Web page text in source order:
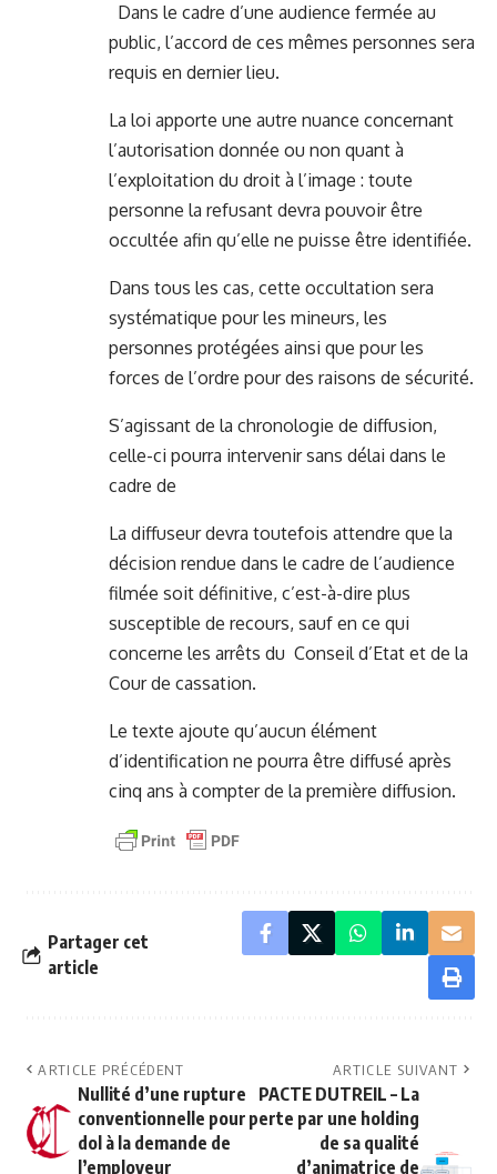
Dans le cadre d’une audience fermée au
public, l’accord de ces mêmes personnes sera
requis en dernier lieu.
La loi apporte une autre nuance concernant
l’autorisation donnée ou non quant à
l’exploitation du droit à l’image : toute
personne la refusant devra pouvoir être
occultée afin qu’elle ne puisse être identifiée.
Dans tous les cas, cette occultation sera
systématique pour les mineurs, les
personnes protégées ainsi que pour les
forces de l’ordre pour des raisons de sécurité.
S’agissant de la chronologie de diffusion,
celle-ci pourra intervenir sans délai dans le
cadre de
La diffuseur devra toutefois attendre que la
décision rendue dans le cadre de l’audience
filmée soit définitive, c’est-à-dire plus
susceptible de recours, sauf en ce qui
concerne les arrêts du Conseil d’Etat et de la
Cour de cassation.
Le texte ajoute qu’aucun élément
d’identification ne pourra être diffusé après
cinq ans à compter de la première diffusion.
Partager cet
article
ARTICLE PRÉCÉDENT
Nullité d’une rupture
conventionnelle pour
dol à la demande de
l’employeur
ARTICLE SUIVANT
PACTE DUTREIL – La
perte par une holding
de sa qualité
d’animatrice de